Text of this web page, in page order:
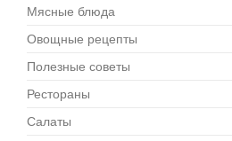
Мясные блюда
Овощные рецепты
Полезные советы
Рестораны
Салаты